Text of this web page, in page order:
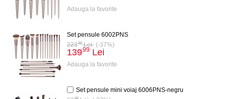
Adauga la favorite
Set pensule 6002PNS
22398Lei (-37%)
13999 Lei
Adauga la favorite
Set pensule mini voiaj 6006PNS-negru